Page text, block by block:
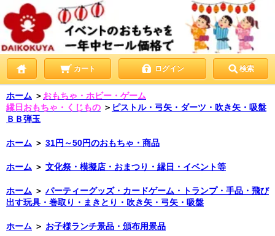
カート ログイン 検索
ホーム ＞ おもちゃ・ホビー・ゲーム
縁日おもちゃ・くじもの ＞ ピストル・弓矢・ダーツ・吹き矢・吸盤
ＢＢ弾玉
ホーム ＞ 31円～50円のおもちゃ・商品
ホーム ＞ 文化祭・模擬店・おまつり・縁日・イベント等
ホーム ＞ パーティーグッズ・カードゲーム・トランプ・手品・飛び
出す玩具・巻取り・まきとり・吹き矢・弓矢・吸盤
ホーム ＞ お子様ランチ景品・頒布用景品